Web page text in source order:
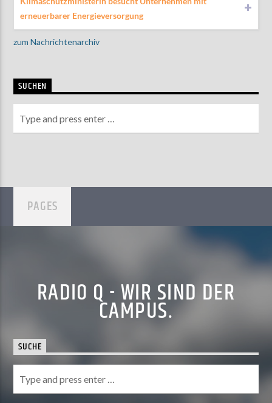
erneuerbarer Energieversorgung
zum Nachrichtenarchiv
SUCHEN
PAGES
RADIO Q - WIR SIND DER
CAMPUS.
SUCHE